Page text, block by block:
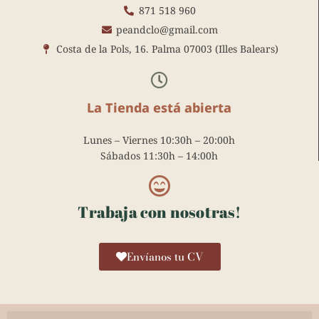
a
m
s
t
871 518 960
peandclo@gmail.com
Costa de la Pols, 16. Palma 07003 (Illes Balears)
La Tienda está abierta
Lunes – Viernes 10:30h – 20:00h
Sábados 11:30h – 14:00h
Trabaja con nosotras!
Envíanos tu CV